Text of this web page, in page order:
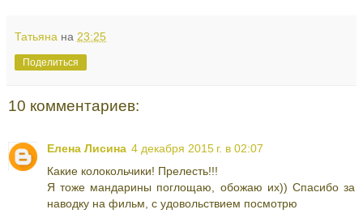
Татьяна на 23:25
Поделиться
10 комментариев:
Елена Лисина 4 декабря 2015 г. в 02:07
Какие колокольчики! Прелесть!!!
Я тоже мандарины поглощаю, обожаю их)) Спасибо за
наводку на фильм, с удовольствием посмотрю